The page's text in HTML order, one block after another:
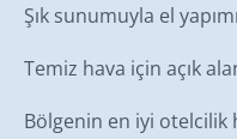
Şık sunumuyla el
Temiz hava için açık
Bölgenin en iyi otelcilik